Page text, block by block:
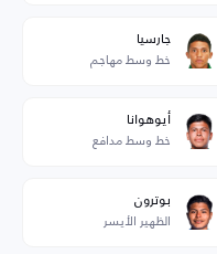
جارسيا
خط وسط مهاجم
أيوهوانا
خط وسط مدافع
بوترون
الظهير الأيسر